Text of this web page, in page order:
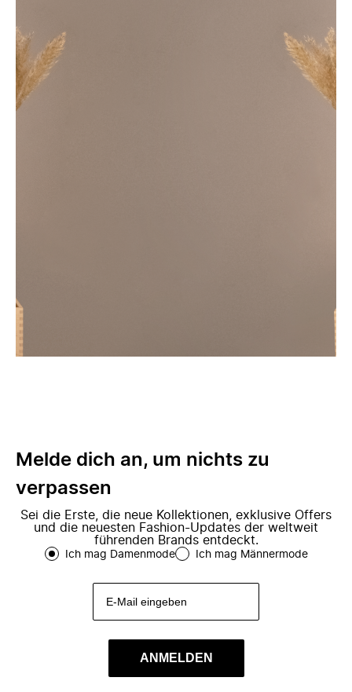
Melde dich an, um nichts zu
verpassen
Sei die Erste, die neue Kollektionen, exklusive Offers
und die neuesten Fashion-Updates der weltweit
führenden Brands entdeckt.
Ich mag Damenmode Ich mag Männermode
ANMELDEN